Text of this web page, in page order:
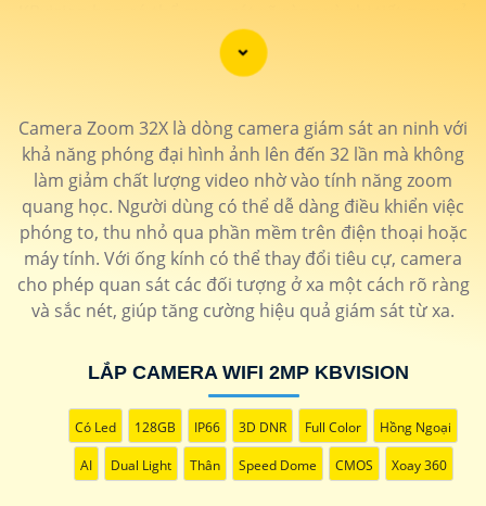
trong điều kiện ánh sáng yếu. Công nghệ DarkFighter
KBvision của Hikvision cung cấp khả năng tái tạo màu
rõ ràng vào ban đêm mà không cần ánh sáng phụ.
'
Camera Zoom 32X là dòng camera giám sát an ninh với
khả năng phóng đại hình ảnh lên đến 32 lần mà không
làm giảm chất lượng video nhờ vào tính năng zoom
quang học. Người dùng có thể dễ dàng điều khiển việc
phóng to, thu nhỏ qua phần mềm trên điện thoại hoặc
máy tính. Với ống kính có thể thay đổi tiêu cự, camera
cho phép quan sát các đối tượng ở xa một cách rõ ràng
và sắc nét, giúp tăng cường hiệu quả giám sát từ xa.
LẮP CAMERA WIFI 2MP KBVISION
Có Led 128GB IP66 3D DNR Full Color Hồng Ngoại
AI Dual Light Thân Speed Dome CMOS Xoay 360